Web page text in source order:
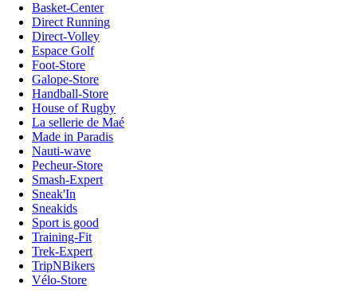
Basket-Center
Direct Running
Direct-Volley
Espace Golf
Foot-Store
Galope-Store
Handball-Store
House of Rugby
La sellerie de Maé
Made in Paradis
Nauti-wave
Pecheur-Store
Smash-Expert
Sneak'In
Sneakids
Sport is good
Training-Fit
Trek-Expert
TripNBikers
Vélo-Store